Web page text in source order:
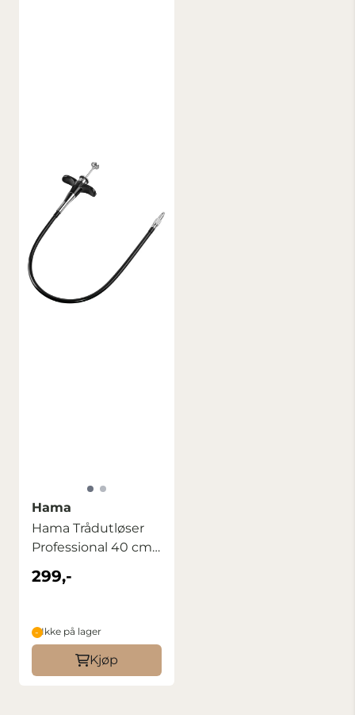
Hama
Hama Trådutløser
Professional 40 cm
Gjenger ...
299,-
Ikke på lager
Kjøp